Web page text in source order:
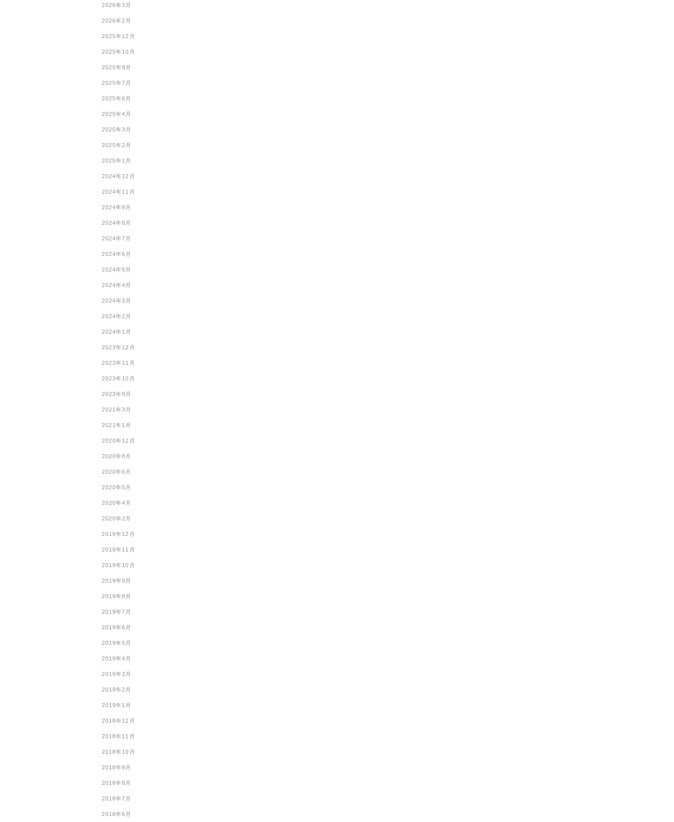
2026年3月
2026年2月
2025年12月
2025年10月
2025年9月
2025年7月
2025年6月
2025年4月
2025年3月
2025年2月
2025年1月
2024年12月
2024年11月
2024年9月
2024年8月
2024年7月
2024年6月
2024年5月
2024年4月
2024年3月
2024年2月
2024年1月
2023年12月
2023年11月
2023年10月
2023年9月
2021年3月
2021年1月
2020年12月
2020年8月
2020年6月
2020年5月
2020年4月
2020年2月
2019年12月
2019年11月
2019年10月
2019年9月
2019年8月
2019年7月
2019年6月
2019年5月
2019年4月
2019年3月
2019年2月
2019年1月
2018年12月
2018年11月
2018年10月
2018年9月
2018年8月
2018年7月
2018年6月